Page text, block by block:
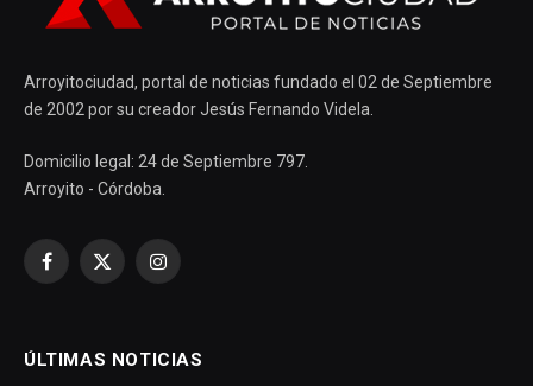
Arroyitociudad, portal de noticias fundado el 02 de Septiembre
de 2002 por su creador Jesús Fernando Videla.
Domicilio legal: 24 de Septiembre 797.
Arroyito - Córdoba.
Facebook
X
Instagram
ÚLTIMAS NOTICIAS